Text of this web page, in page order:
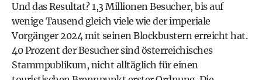
Und das Resultat? 1,3 Millionen Besucher, bis auf
wenige Tausend gleich viele wie der imperiale
Vorgänger 2024 mit seinen Blockbustern erreicht hat.
40 Prozent der Besucher sind österreichisches
Stammpublikum, nicht alltäglich für einen